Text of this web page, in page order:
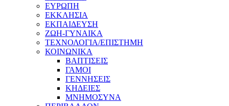
ΕΥΡΩΠΗ
ΕΚΚΛΗΣΙΑ
ΕΚΠΑΙΔΕΥΣΗ
ΖΩΗ-ΓΥΝΑΙΚΑ
ΤΕΧΝΟΛΟΓΙΑ/ΕΠΙΣΤΗΜΗ
ΚΟΙΝΩΝΙΚΑ
ΒΑΠΤΙΣΕΙΣ
ΓΑΜΟΙ
ΓΕΝΝΗΣΕΙΣ
ΚΗΔΕΙΕΣ
ΜΝΗΜΟΣΥΝΑ